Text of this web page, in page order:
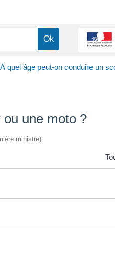
À quel âge peut-on conduire un
une moto ?
ministre)